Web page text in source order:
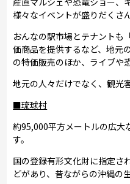
様々なイベントが盛りだくさ
おんなの駅市場とテナントも
価商品を提供するなど、地元
の特価販売のほか、ライブや
地元の人々だけでなく、観光
■琉球村
約95,000平方メートルの広大
す。
国の登録有形文化財に指定さ
どがあり、昔ながらの沖縄の